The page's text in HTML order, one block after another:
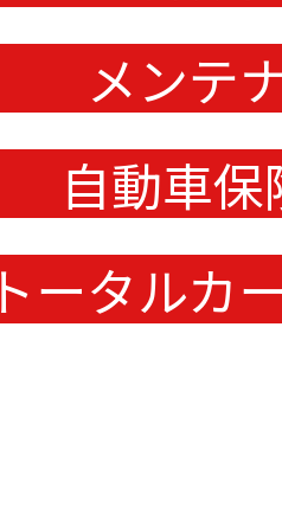
メンテ
自動車
トータルカ